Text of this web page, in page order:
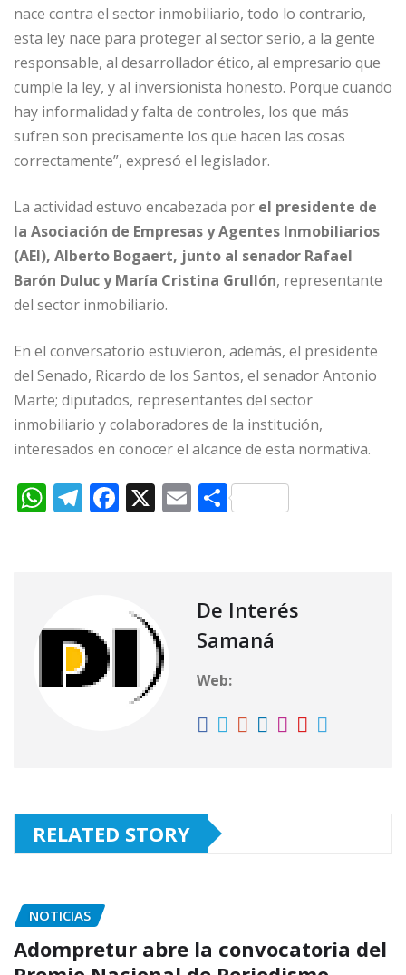
nace contra el sector inmobiliario, todo lo contrario,
esta ley nace para proteger al sector serio, a la gente
responsable, al desarrollador ético, al empresario que
cumple la ley, y al inversionista honesto. Porque cuando
hay informalidad y falta de controles, los que más
sufren son precisamente los que hacen las cosas
correctamente”, expresó el legislador.
La actividad estuvo encabezada por el presidente de
la Asociación de Empresas y Agentes Inmobiliarios
(AEI), Alberto Bogaert, junto al senador Rafael
Barón Duluc y María Cristina Grullón, representante
del sector inmobiliario.
En el conversatorio estuvieron, además, el presidente
del Senado, Ricardo de los Santos, el senador Antonio
Marte; diputados, representantes del sector
inmobiliario y colaboradores de la institución,
interesados en conocer el alcance de esta normativa.
W
p
p
T
m
F
b
o
k
X E C
ar
ti
r
De Interés
Samaná
Web:
RELATED STORY
NOTICIAS
Adompretur abre la convocatoria del